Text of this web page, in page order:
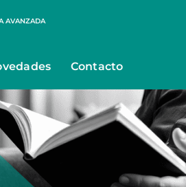
AVANZADA
Contacto